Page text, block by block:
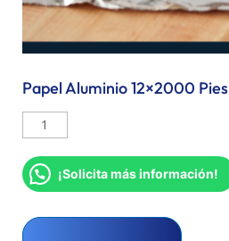
Papel Aluminio 12×2000 Pies
¡Solicita más información!